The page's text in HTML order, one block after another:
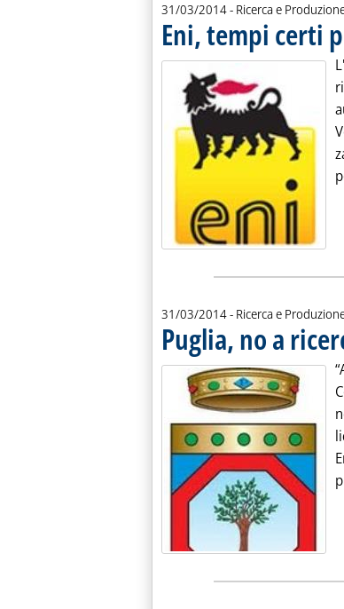
31/03/2014- Ricerca e
Eni, tempi certi
31/03/2014- Ricerca e
Puglia, no a